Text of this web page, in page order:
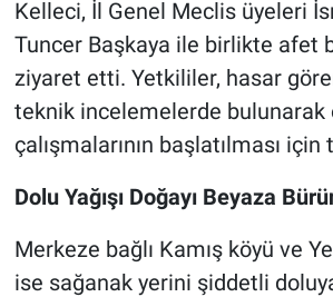
Kelleci, İl Genel Meclis üyeleri
Tuncer Başkaya ile birlikte afet
ziyaret etti. Yetkililer, hasar
teknik incelemelerde bulunarak
çalışmalarının başlatılması
Dolu Yağışı Doğayı Beyaza
Merkeze bağlı Kamış köyü ve
ise sağanak yerini şiddetli